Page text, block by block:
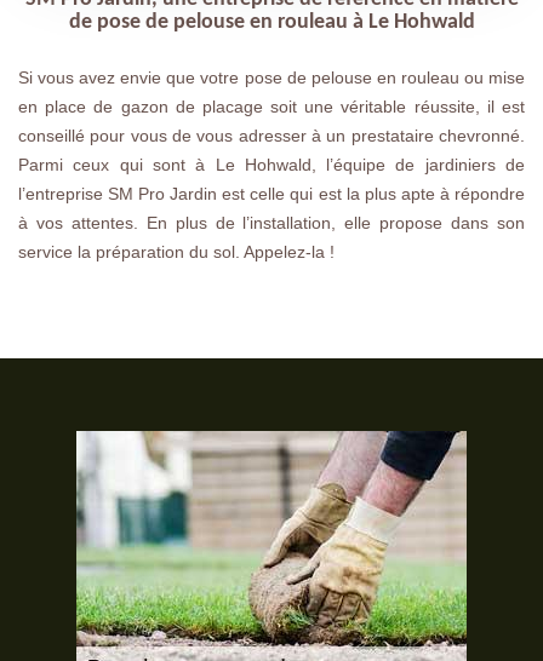
de pose de pelouse en rouleau à Le Hohwald
Si vous avez envie que votre pose de pelouse en rouleau ou mise
en place de gazon de placage soit une véritable réussite, il est
conseillé pour vous de vous adresser à un prestataire chevronné.
Parmi ceux qui sont à Le Hohwald, l’équipe de jardiniers de
l’entreprise SM Pro Jardin est celle qui est la plus apte à répondre
à vos attentes. En plus de l’installation, elle propose dans son
service la préparation du sol. Appelez-la !